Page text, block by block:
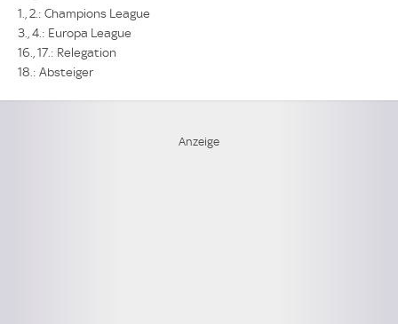
1., 2.: Champions League
3., 4.: Europa League
16., 17.: Relegation
18.: Absteiger